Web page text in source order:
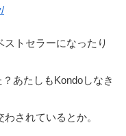
トセラーになったり
あたしもKondoしなき
されているとか。